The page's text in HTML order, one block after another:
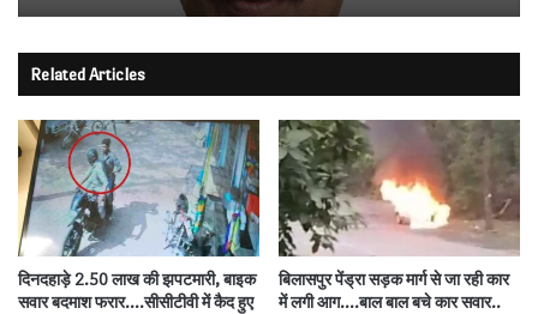
Related Articles
दिनदहाड़े 2.50 लाख की झपटमारी, बाइक
सवार बदमाश फरार….सीसीटीवी में कैद हुए
बिलासपुर पेंड्रा सड़क मार्ग से जा रही कार
में लगी आग….बाल बाल बचे कार सवार..